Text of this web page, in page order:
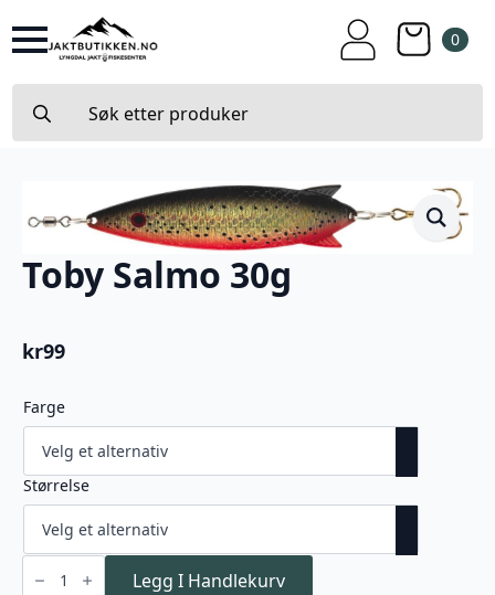
0
for:
Toby Salmo 30g
kr99
Farge
Størrelse
Toby
Salmo Legg I Handlekurv